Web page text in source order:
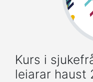
Kurs i
leiarar haust